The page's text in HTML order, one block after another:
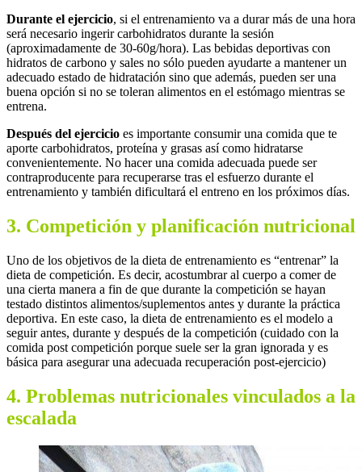
Durante el ejercicio, si el entrenamiento va a durar más de una hora
será necesario ingerir carbohidratos durante la sesión
(aproximadamente de 30-60g/hora). Las bebidas deportivas con
hidratos de carbono y sales no sólo pueden ayudarte a mantener un
adecuado estado de hidratación sino que además, pueden ser una
buena opción si no se toleran alimentos en el estómago mientras se
entrena.
Después del ejercicio es importante consumir una comida que te
aporte carbohidratos, proteína y grasas así como hidratarse
convenientemente. No hacer una comida adecuada puede ser
contraproducente para recuperarse tras el esfuerzo durante el
entrenamiento y también dificultará el entreno en los próximos días.
3. Competición y planificación nutricional
Uno de los objetivos de la dieta de entrenamiento es “entrenar” la
dieta de competición. Es decir, acostumbrar al cuerpo a comer de
una cierta manera a fin de que durante la competición se hayan
testado distintos alimentos/suplementos antes y durante la práctica
deportiva. En este caso, la dieta de entrenamiento es el modelo a
seguir antes, durante y después de la competición (cuidado con la
comida post competición porque suele ser la gran ignorada y es
básica para asegurar una adecuada recuperación post-ejercicio)
4. Problemas nutricionales vinculados a la
escalada